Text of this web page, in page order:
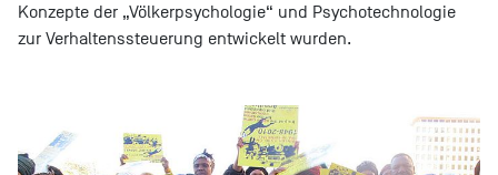
Konzepte der „Völkerpsychologie“ und Psychotechnologie
zur Verhaltenssteuerung entwickelt wurden.